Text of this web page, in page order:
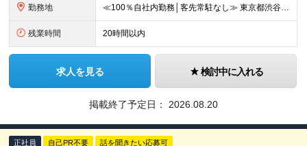
勤務地 ≪100％自社内勤務│客先常駐なし≫ 東京都渋谷区千駄ヶ谷5丁目31番11号 住友不動産新宿南口ビル16階 ※（変更の範囲）上記を除く当社関連勤務地
残業時間 20時間以内
求人を見る 検討中に入れる
掲載終了予定日： 2026.08.20
正社員 自己PR不要 話を聞きたい応募可